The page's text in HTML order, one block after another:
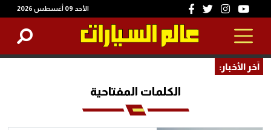
الأحد 09 أغسطس 2026
آخر الأخبار:
الكلمات المفتاحية